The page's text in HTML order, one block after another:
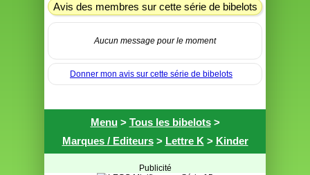
Avis des membres sur cette série de bibelots
Aucun message pour le moment
Donner mon avis sur cette série de bibelots
Menu> Tous les bibelots>
Marques / Editeurs> Lettre K > Kinder
Publicité